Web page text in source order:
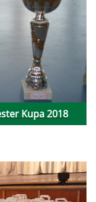
Kupa 2018